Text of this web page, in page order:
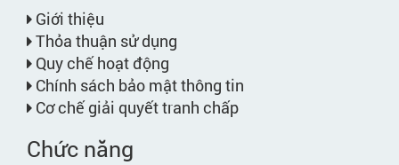
Giới thiệu
Thỏa thuận sử dụng
Quy chế hoạt động
Chính sách bảo mật thông tin
Cơ chế giải quyết tranh chấp
Chức năng